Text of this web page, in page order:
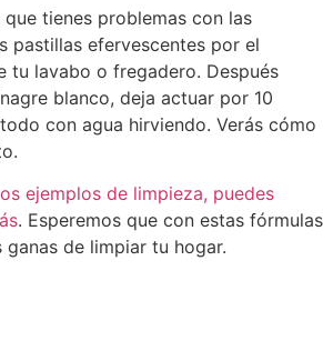
tienes problemas con las
pastillas efervescentes por el
tu lavabo o fregadero. Después
blanco, deja actuar por 10
con agua hirviendo. Verás cómo
ejemplos de limpieza, puedes
. Esperemos que con estas fórmulas
ganas de limpiar tu hogar.